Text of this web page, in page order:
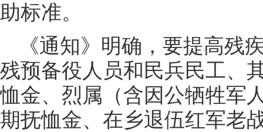
助标准。
《通知》明确，要提高残
残预备役人员和民兵民工、
恤金、烈属（含因公牺牲军
期抚恤金、在乡退伍红军老